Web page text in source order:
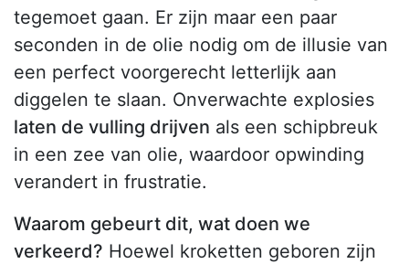
tegemoet gaan. Er zijn maar een paar
seconden in de olie nodig om de illusie van
een perfect voorgerecht letterlijk aan
diggelen te slaan. Onverwachte explosies
laten de vulling drijven als een schipbreuk
in een zee van olie, waardoor opwinding
verandert in frustratie.
Waarom gebeurt dit, wat doen we
verkeerd? Hoewel kroketten geboren zijn